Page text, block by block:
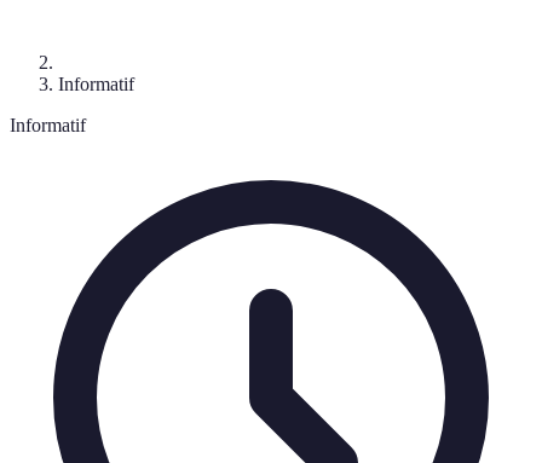
Informatif
Informatif